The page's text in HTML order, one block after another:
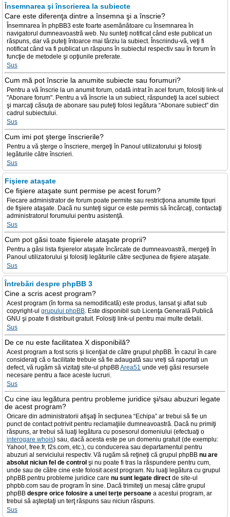
Însemnarea şi înscrierea la subiecte
Care este diferenţa dintre a însemna şi a înscrie?
Însemnarea în phpBB3 este foarte asemănătoare cu însemnarea în
navigatorul dumneavoastră web. Nu sunteţi notificat când este publicat un
răspuns, dar vă puteţi întoarce mai târziu la subiect. Înscriindu-vă, veţi fi
notificat când va fi publicat un răspuns în subiectul respectiv sau în forum în
funcţie de metodele şi opţiunile preferate.
Sus
Cum mă pot înscrie la anumite subiecte sau forumuri?
Pentru a vă înscrie la un anumit forum, odată intrat în acel forum, folosiţi link-ul
"Abonare forum". Pentru a vă înscrie la un subiect, răspundeţi la acel subiect
şi marcaţi căsuţa de abonare sau puteţi folosi legătura “Abonare subiect” din
cadrul subiectului.
Sus
Cum imi pot şterge înscrierile?
Pentru a vă şterge o înscriere, mergeţi în Panoul utilizatorului şi folosiţi
legăturile către înscrieri.
Sus
Fişiere ataşate
Ce fişiere ataşate sunt permise pe acest forum?
Fiecare administrator de forum poate permite sau restricţiona anumite tipuri
de fişiere ataşate. Dacă nu sunteţi sigur ce este permis sâ încărcaţi, contactaţi
administratorul forumului pentru asistenţă.
Sus
Cum pot găsi toate fişierele ataşate proprii?
Pentru a găsi lista fişierelor ataşate încărcate de dumneavoastră, mergeţi în
Panoul utilizatorului şi folosiţi legăturile către secţiunea de fişiere ataşate.
Sus
Întrebări despre phpBB 3
Cine a scris acest program?
Acest program (în forma sa nemodificată) este produs, lansat şi aflat sub
copyright-ul grupului phpBB. Este disponibil sub Licenţa Generală Publică
GNU şi poate fi distribuit gratuit. Folosiţi link-ul pentru mai multe detalii.
Sus
De ce nu este facilitatea X disponibilă?
Acest program a fost scris şi licenţiat de către grupul phpBB. În cazul în care
consideraţi că o facilitate trebuie să fie adaugată sau vreți să raportați un
defect, vă rugăm să vizitaţi site-ul phpBBArea51 unde veți găsi resursele
necesare pentru a face aceste lucruri.
Sus
Cu cine iau legătura pentru probleme juridice şi/sau abuzuri legate
de acest program?
Oricare din administratorii afişaţi în secţiunea “Echipa” ar trebui să fie un
punct de contact potrivit pentru reclamaţiile dumneavoastră. Dacă nu primiţi
răspuns, ar trebui să luaţi legătura cu posesorul domeniului (efectuaţi o
interogare whois) sau, dacă acesta este pe un domeniu gratuit (de exemplu:
Yahoo!, free.fr, f2s.com, etc.), cu conducerea sau departamentul pentru
abuzuri al serviciului respectiv. Vă rugăm să reţineţi că grupul phpBB nu are
absolut niciun fel de control şi nu poate fi tras la răspundere pentru cum,
unde sau de către cine este folosit acest program. Nu luaţi legătura cu grupul
phpBB pentru probleme juridice care nu sunt legate direct de site-ul
phpbb.com sau de program în sine. Dacă trimiteţi un mesaj către grupul
phpBB despre orice folosire a unei terţe persoane a acestui program, ar
trebui să aşteptaţi un terţ răspuns sau niciun răspuns.
Sus